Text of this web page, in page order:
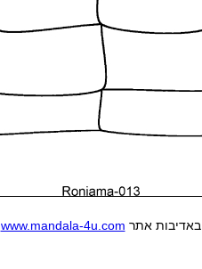
באדיבות אתר www.mandala-4u.com